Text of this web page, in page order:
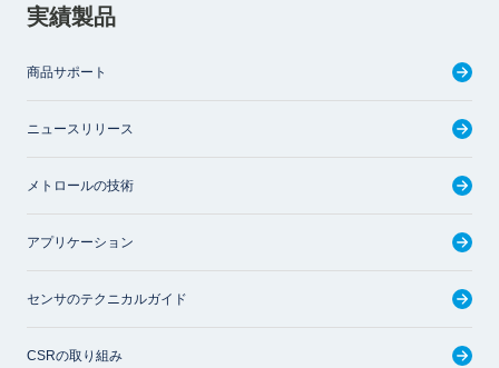
実績製品
商品サポート
ニュースリリース
メトロールの技術
アプリケーション
センサのテクニカルガイド
CSRの取り組み